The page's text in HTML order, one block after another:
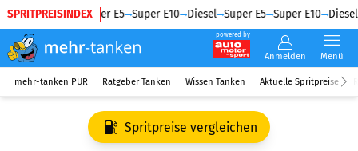
SPRITPREISINDEX
Diesel Super E5 Super E10 Diesel Super E5 Super E10 Diesel
powered by
Anmelden Menü
mehr-tanken PUR Ratgeber Tanken Wissen Tanken Aktuelle Spritpreise
Spritpreise vergleichen